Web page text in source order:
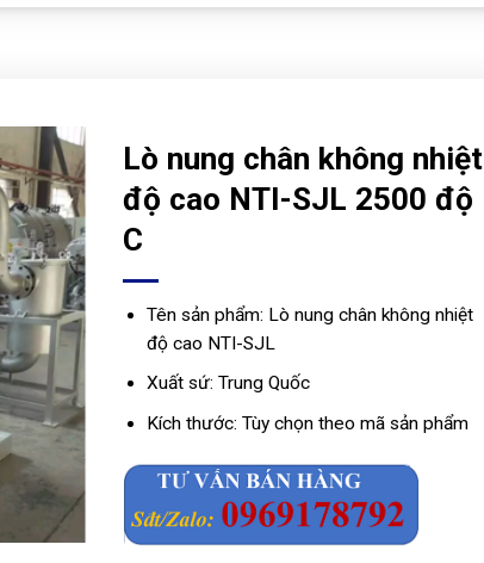
Lò nung chân không nhiệt
độ cao NTI-SJL 2500 độ
C
Tên sản phẩm: Lò nung chân không nhiệt
độ cao NTI-SJL
Xuất sứ: Trung Quốc
Kích thước: Tùy chọn theo mã sản phẩm